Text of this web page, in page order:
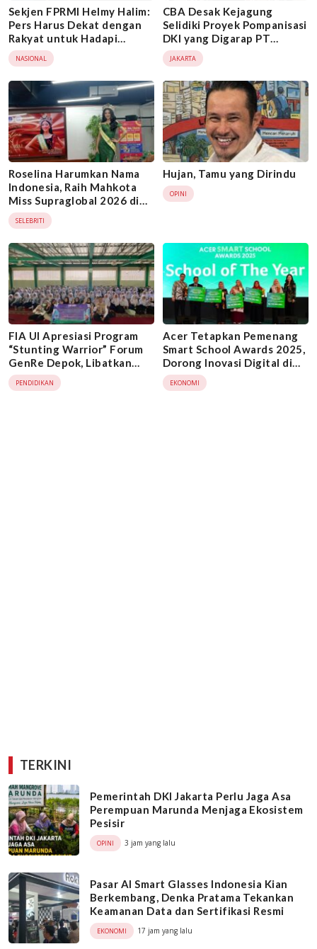
Sekjen FPRMI Helmy Halim:
Pers Harus Dekat dengan
Rakyat untuk Hadapi
Maraknya Hoaks
NASIONAL
CBA Desak Kejagung
Selidiki Proyek Pompanisasi
DKI yang Digarap PT
Nindya Karya
JAKARTA
Roselina Harumkan Nama
Indonesia, Raih Mahkota
Miss Supraglobal 2026 di
India
SELEBRITI
Hujan, Tamu yang Dirindu
OPINI
FIA UI Apresiasi Program
“Stunting Warrior” Forum
GenRe Depok, Libatkan
Remaja Cegah Stunting
Sejak Dini
PENDIDIKAN
Acer Tetapkan Pemenang
Smart School Awards 2025,
Dorong Inovasi Digital di
Dunia Pendidikan
EKONOMI
TERKINI
Pemerintah DKI Jakarta Perlu Jaga Asa
Perempuan Marunda Menjaga Ekosistem
Pesisir
OPINI 3 jam yang lalu
Pasar AI Smart Glasses Indonesia Kian
Berkembang, Denka Pratama Tekankan
Keamanan Data dan Sertifikasi Resmi
EKONOMI 17 jam yang lalu